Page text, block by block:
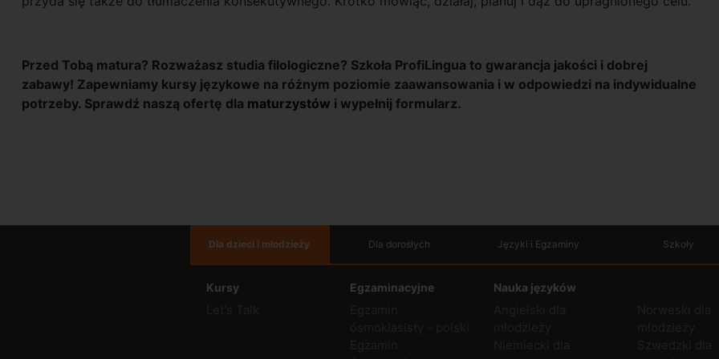
Przed Tobą matura? Rozważasz studia filologiczne? Szkoła ProfiLingua to gwarancja jakości i dobrej
zabawy! Zapewniamy kursy językowe na różnym poziomie zaawansowania i w odpowiedzi na indywidualne
potrzeby. Sprawdź naszą ofertę dla maturzystów i wypełnij formularz.
Kursy Egzaminacyjne Nauka języków
Dla dzieci i młodzieży Dla dorosłych Języki i Egzaminy Szkoły